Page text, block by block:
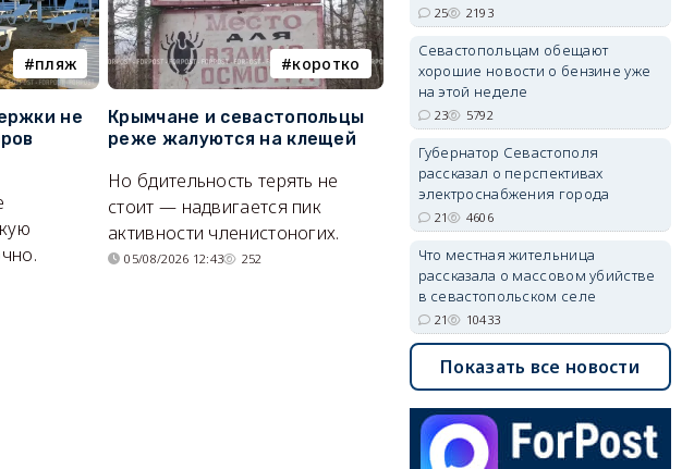
пляж
не
коротко
Крымчане и севастопольцы
реже жалуются на клещей
Но бдительность терять не
стоит — надвигается пик
активности членистоногих.
05/08/2026 12:43 252
Балаклава
В Севастополе утвердили
Балаклавы
Там появится туристический
квартал с отелями и
парковками.
05/08/2026 08:01 5504
25 2193
Севастопольцам обещают
хорошие новости о бензине уже
на этой неделе
23 5792
Губернатор Севастополя
рассказал о перспективах
электроснабжения города
21 4606
Что местная жительница
рассказала о массовом убийстве
в севастопольском селе
21 10433
Показать все новости